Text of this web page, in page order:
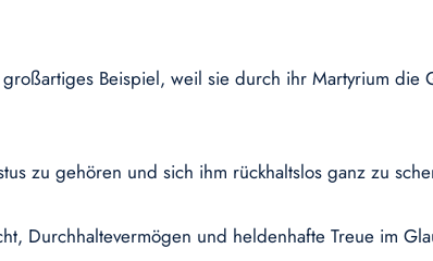
Beispiel, weil sie durch ihr Martyrium die
zu gehören und sich ihm rückhaltslos ganz zu
Durchhaltevermögen und heldenhafte Treue im